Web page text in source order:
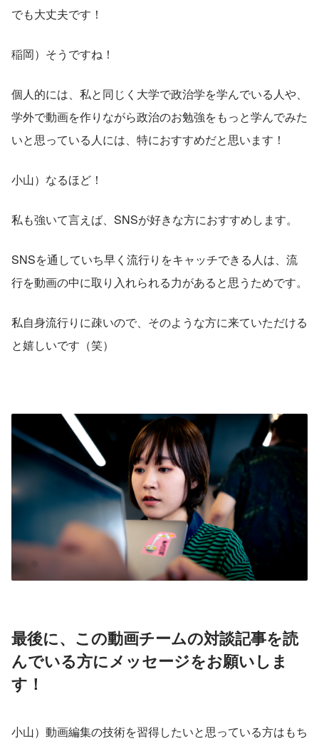
でも大丈夫です！
稲岡）そうですね！
個人的には、私と同じく大学で政治学を学んでいる人や、
学外で動画を作りながら政治のお勉強をもっと学んでみた
いと思っている人には、特におすすめだと思います！
小山）なるほど！
私も強いて言えば、SNSが好きな方におすすめします。
SNSを通していち早く流行りをキャッチできる人は、流
行を動画の中に取り入れられる力があると思うためです。
私自身流行りに疎いので、そのような方に来ていただける
と嬉しいです（笑）
最後に、この動画チームの対談記事を読
んでいる方にメッセージをお願いしま
す！
小山）動画編集の技術を習得したいと思っている方はもち